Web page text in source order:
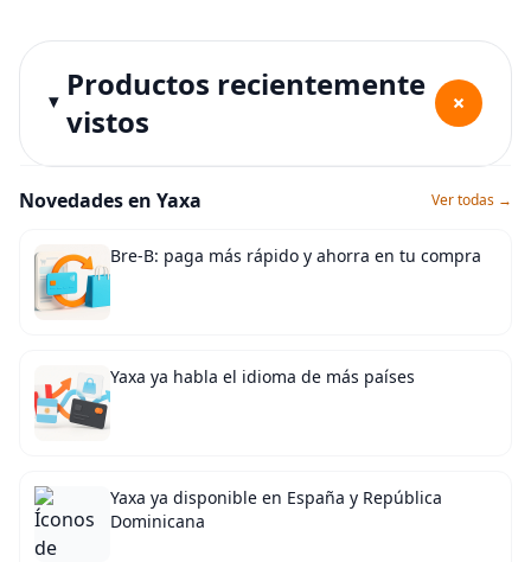
Productos recientemente
vistos
+
Novedades en Yaxa Ver todas →
Bre-B: paga más rápido y ahorra en tu compra
Yaxa ya habla el idioma de más países
Yaxa ya disponible en España y República
Dominicana